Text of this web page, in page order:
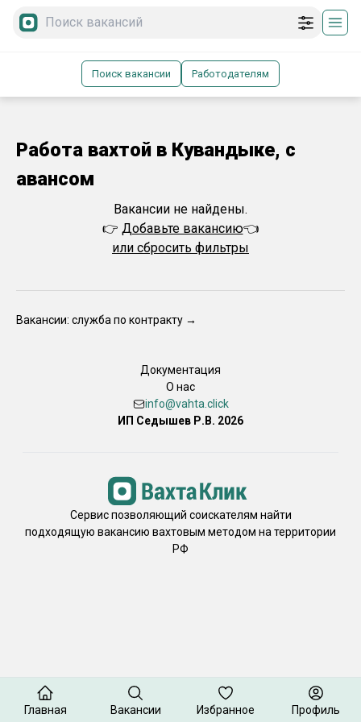
Поиск вакансии Работодателям
Работа вахтой в Кувандыке, с
авансом
Вакансии не найдены.
👉 Добавьте вакансию👈
или сбросить фильтры
Вакансии: служба по контракту →
Документация
О нас
info@vahta.click
ИП Седышев Р.В. 2026
Сервис позволяющий соискателям найти
подходящую вакансию вахтовым методом на территории
РФ
Главная Вакансии Избранное Профиль